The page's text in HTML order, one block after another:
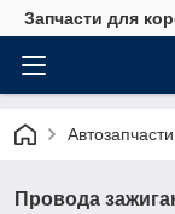
Запчасти для
Автозапчасти
Провода